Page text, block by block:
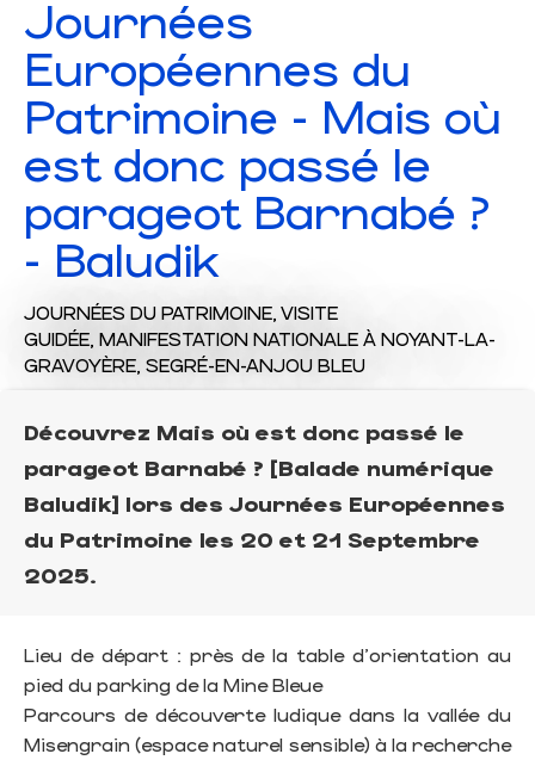
Journées
Européennes du
Patrimoine - Mais où
est donc passé le
parageot Barnabé ?
- Baludik
JOURNÉES DU PATRIMOINE, VISITE
GUIDÉE, MANIFESTATION NATIONALE À NOYANT-LA-
GRAVOYÈRE, SEGRÉ-EN-ANJOU BLEU
Découvrez Mais où est donc passé le
parageot Barnabé ? [Balade numérique
Baludik] lors des Journées Européennes
du Patrimoine les 20 et 21 Septembre
2025.
Lieu de départ : près de la table d'orientation au
pied du parking de la Mine Bleue
Parcours de découverte ludique dans la vallée du
Misengrain (espace naturel sensible) à la recherche